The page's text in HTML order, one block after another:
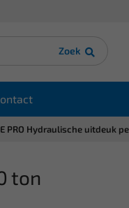
Zoek
PRO Hydraulische uitdeuk
ton